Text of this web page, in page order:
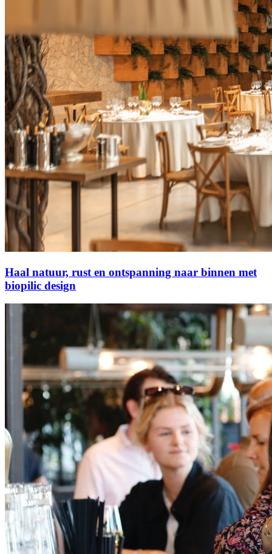
Haal natuur, rust en ontspanning naar binnen met
biopilic design